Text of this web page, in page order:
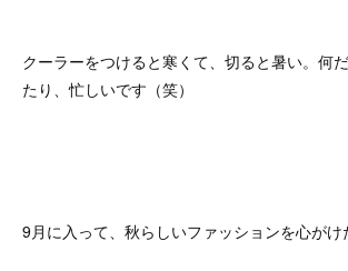
クーラーをつけると寒くて、切ると暑い。何
たり、忙しいです（笑）
9月に入って、秋らしいファッションを心がけ